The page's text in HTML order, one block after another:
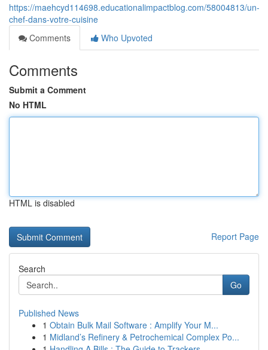
https://maehcyd114698.educationalimpactblog.com/58004813/un-
chef-dans-votre-cuisine
Comments
Who Upvoted
Comments
Submit a Comment
No HTML
HTML is disabled
Report Page
Search
Go
Published News
1 Obtain Bulk Mail Software : Amplify Your M...
1 Midland’s Refinery & Petrochemical Complex Po...